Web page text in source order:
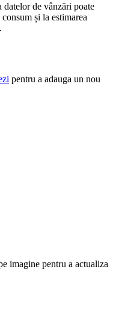
de vânzări poate
și la estimarea
pentru a adauga un nou
imagine pentru a actualiza